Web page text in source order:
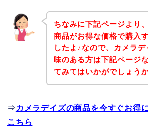
ちなみに下記ページより
商品がお得な価格で購入
したよ♪なので、カメラ
味のある方は下記ページ
てみてはいかがでしょう
⇒ カメラデイズの商品を今すぐお得
こちら